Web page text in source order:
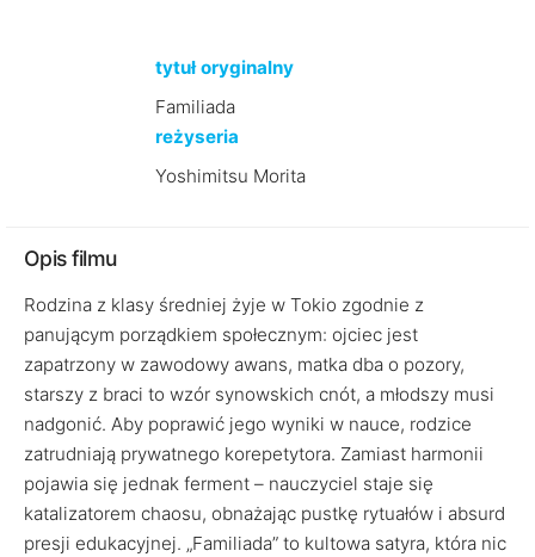
tytuł oryginalny
Familiada
reżyseria
Yoshimitsu Morita
Opis filmu
Rodzina z klasy średniej żyje w Tokio zgodnie z
panującym porządkiem społecznym: ojciec jest
zapatrzony w zawodowy awans, matka dba o pozory,
starszy z braci to wzór synowskich cnót, a młodszy musi
nadgonić. Aby poprawić jego wyniki w nauce, rodzice
zatrudniają prywatnego korepetytora. Zamiast harmonii
pojawia się jednak ferment – nauczyciel staje się
katalizatorem chaosu, obnażając pustkę rytuałów i absurd
presji edukacyjnej. „Familiada” to kultowa satyra, która nic